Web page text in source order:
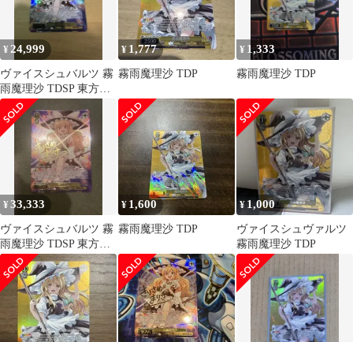
¥ 24,999
ヴァイスシュバルツ 霧
雨魔理沙 TDSP 東方
Project
¥ 1,777
霧雨魔理沙 TDP
¥ 1,333
霧雨魔理沙 TDP
¥33,333
ヴァイスシュバルツ 霧
雨魔理沙 TDSP 東方
Project
¥ 1,600
霧雨魔理沙 TDP
¥1,000
ヴァイスシュヴァルツ
霧雨魔理沙 TDP